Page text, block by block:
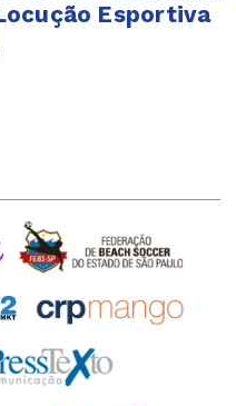
Esportiva